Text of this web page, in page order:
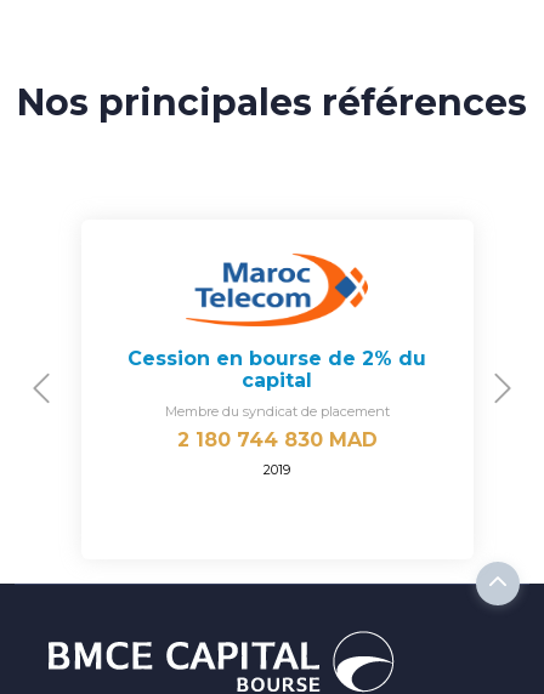
Nos principales références
Cession en bourse de 2% du
capital
Membre du syndicat de placement
2 180 744 830 MAD
2019
Previous